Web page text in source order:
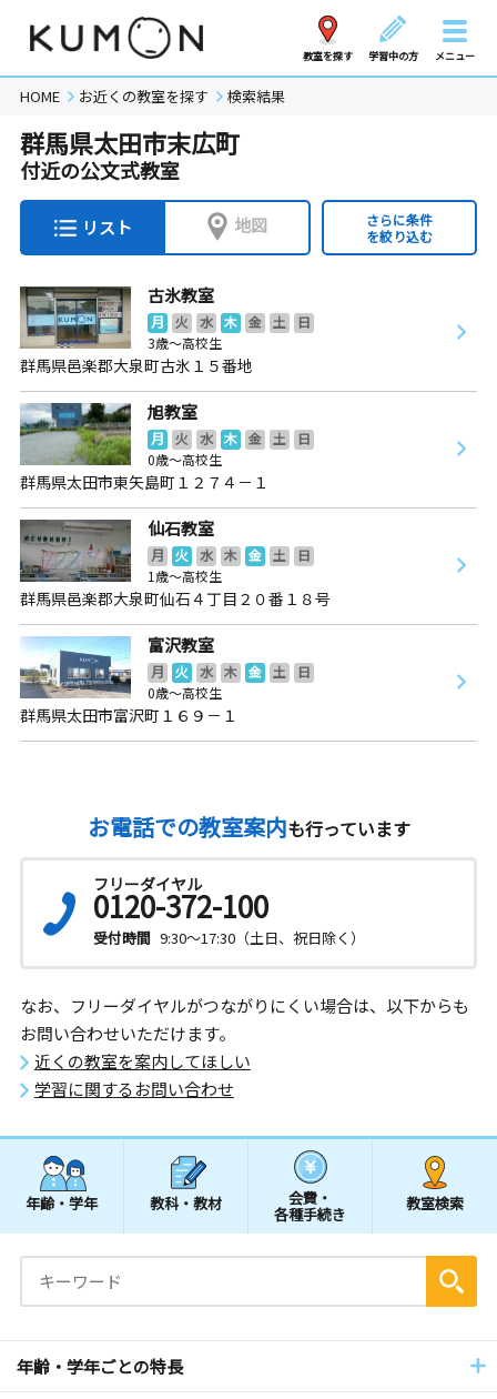
教室を探す 学習中の方 メニュー
HOME お近くの教室を探す 検索結果
群馬県太田市末広町
付近の公文式教室
リスト 地図
さらに条件
を絞り込む
古氷教室
月 火 水 木 金 土
日
3歳～高校生
群馬県邑楽郡大泉町古氷１５番地
旭教室
月 火 水 木 金 土
日
0歳～高校生
群馬県太田市東矢島町１２７４－１
仙石教室
月 火 水 木 金 土
日
1歳～高校生
群馬県邑楽郡大泉町仙石４丁目２０番１８号
富沢教室
月 火 水 木 金 土
日
0歳～高校生
群馬県太田市富沢町１６９－１
お電話での教室案内も行っています
フリーダイヤル
0120-372-100
受付時間 9:30～17:30（土日、祝日除く）
なお、フリーダイヤルがつながりにくい場合は、以下からも
お問い合わせいただけます。
近くの教室を案内してほしい
学習に関するお問い合わせ
年齢・学年 教科・教材 会費・
各種手続き
教室検索
年齢・学年ごとの特長